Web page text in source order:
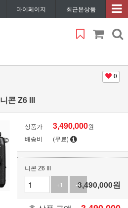
마이페이지 최근본상품
0
니콘 Z6 III
상품가 3,490,000원
배송비
(무료)
니콘 Z6 III
+1
-13,490,000원